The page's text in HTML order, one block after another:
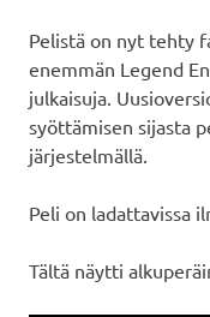
Pelistä on nyt tehty
enemmän Legend
julkaisuja.
syöttämisen sijasta
järjestelmällä.
Peli on ladattavissa
Tältä näytti